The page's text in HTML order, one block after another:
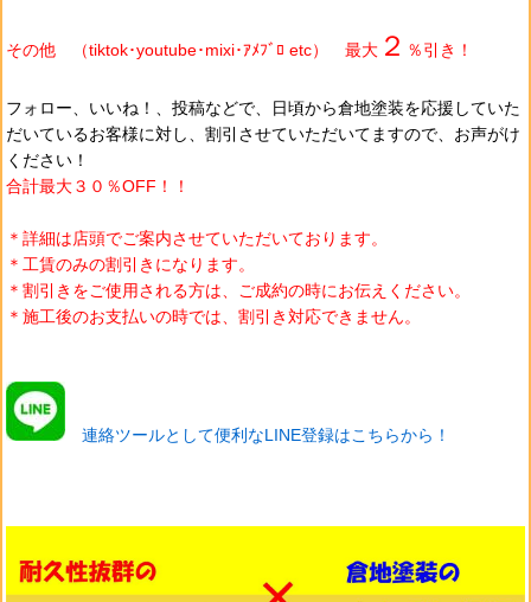
その他 （tiktok･youtube･mixi･ｱﾒﾌﾞﾛ etc） 最大 ２ ％引き！
フォロー、いいね！、投稿などで、日頃から倉地塗装を応援していた
だいているお客様に対し、割引させていただいてますので、お声がけ
ください！
合計最大３０％OFF！！
＊詳細は店頭でご案内させていただいております。
＊工賃のみの割引きになります。
＊割引きをご使用される方は、ご成約の時にお伝えください。
＊施工後のお支払いの時では、割引き対応できません。
連絡ツールとして便利なLINE登録はこちらから！